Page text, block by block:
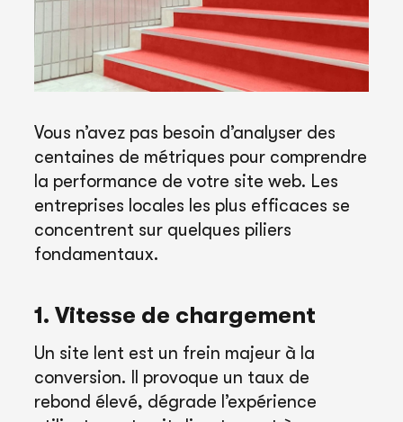
Vous n’avez pas besoin d’analyser des
centaines de métriques pour comprendre
la performance de votre site web. Les
entreprises locales les plus efficaces se
concentrent sur quelques piliers
fondamentaux.
1. Vitesse de chargement
Un site lent est un frein majeur à la
conversion. Il provoque un taux de
rebond élevé, dégrade l’expérience